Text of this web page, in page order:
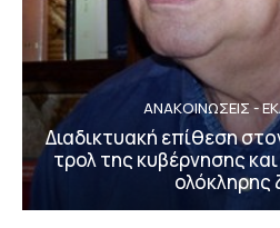
ΑΝΑΚΟΙΝΩΣΕΙΣ -
Διαδικτυακή επίθεση
τρολ της κυβέρνησης
ολόκληρης